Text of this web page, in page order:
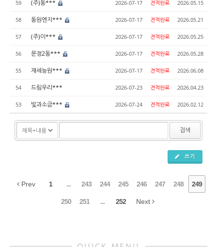
59 (주)동*** 2026-07-17 견적완료 2026.05.15
58 동원엔지*** 2026-07-17 견적완료 2026.05.21
57 (주)이*** 2026-07-17 견적완료 2026.05.25
56 문정2동*** 2026-07-17 견적완료 2026.05.28
55 재세능원*** 2026-07-17 견적완료 2026.06.08
54 드림우리*** 2026-07-23 견적완료 2026.04.23
53 빛과소금*** 2026-07-24 견적완료 2026.02.12
검색
쓰기
Prev 1 ... 243 244 245 246 247 248 249
250 251 ... 252 Next